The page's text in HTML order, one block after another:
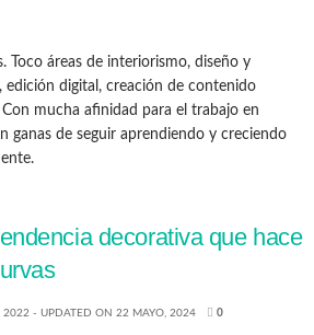
Toco áreas de interiorismo, diseño y
edición digital, creación de contenido
mucha afinidad para el trabajo en
ganas de seguir aprendiendo y creciendo
decorativa que hace
2022 - UPDATED ON 22 MAYO, 2024 0